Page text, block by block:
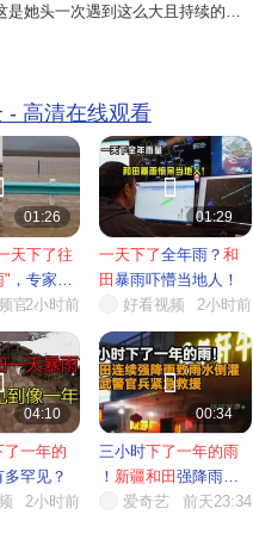
她头一次遇到这么大且持续的降
- 高清在线观看
01:26
天下了往
" ，专家回
官…
2小时前

01:29
一天下了全年雨？ 和
田 暴雨吓懵当地人！
好看视频
2小时前
04:10
了一年的
多罕见？
2小时前

00:34
三小时下了一年的雨
！ 新疆和田强降雨致
雨水倒...
爱奇艺 前天23:34